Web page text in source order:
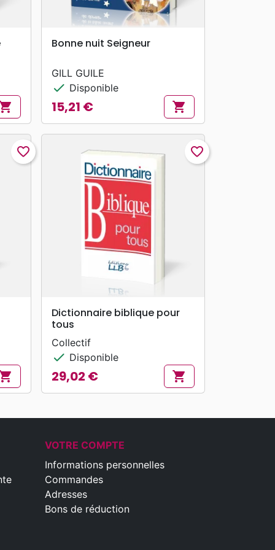
search APERÇU RAPIDE
Bonne nuit Seigneur
GILL GUILE
check Disponible
Prix
15,21 € shopping_cart
favorite_border
search APERÇU RAPIDE
favorite_border
Dictionnaire biblique pour
tous
Collectif
check Disponible
Prix
29,02 € shopping_cart
VOTRE COMPTE
Informations personnelles
Commandes
Adresses
Bons de réduction